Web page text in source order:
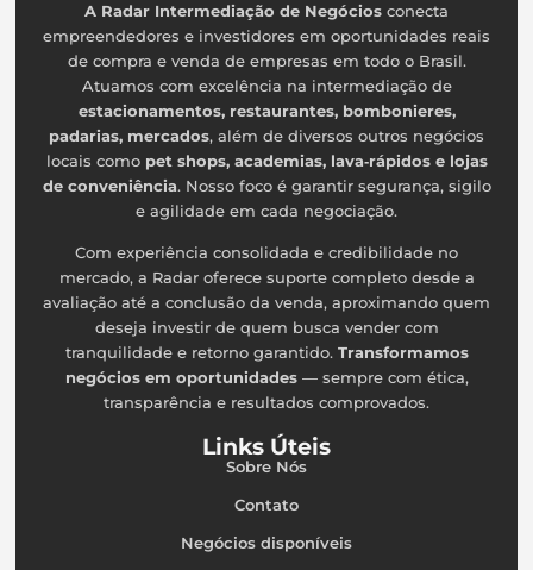
A Radar Intermediação de Negócios conecta
empreendedores e investidores em oportunidades reais
de compra e venda de empresas em todo o Brasil.
Atuamos com excelência na intermediação de
estacionamentos, restaurantes, bombonieres,
padarias, mercados, além de diversos outros negócios
locais como pet shops, academias, lava‑rápidos e lojas
de conveniência. Nosso foco é garantir segurança, sigilo
e agilidade em cada negociação.
Com experiência consolidada e credibilidade no
mercado, a Radar oferece suporte completo desde a
avaliação até a conclusão da venda, aproximando quem
deseja investir de quem busca vender com
tranquilidade e retorno garantido. Transformamos
negócios em oportunidades— sempre com ética,
transparência e resultados comprovados.
Links Úteis
Sobre Nós
Contato
Negócios disponíveis